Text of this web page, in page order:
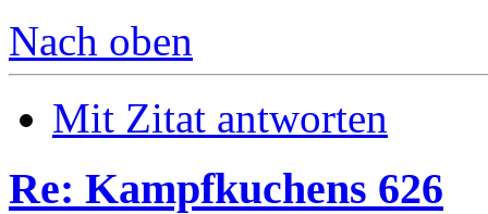
Nach oben
Mit Zitat antworten
Re: Kampfkuchens 626